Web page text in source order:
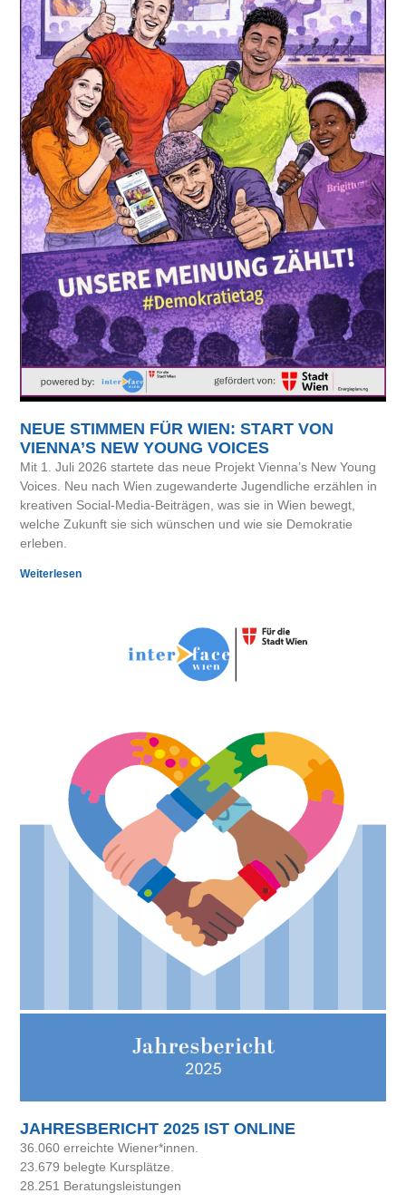
NEUE STIMMEN FÜR WIEN: START VON
VIENNA’S NEW YOUNG VOICES
Mit 1. Juli 2026 startete das neue Projekt Vienna’s New Young
Voices. Neu nach Wien zugewanderte Jugendliche erzählen in
kreativen Social-Media-Beiträgen, was sie in Wien bewegt,
welche Zukunft sie sich wünschen und wie sie Demokratie
erleben.
Weiterlesen
JAHRESBERICHT 2025 IST ONLINE
36.060 erreichte Wiener*innen.
23.679 belegte Kursplätze.
28.251 Beratungsleistungen